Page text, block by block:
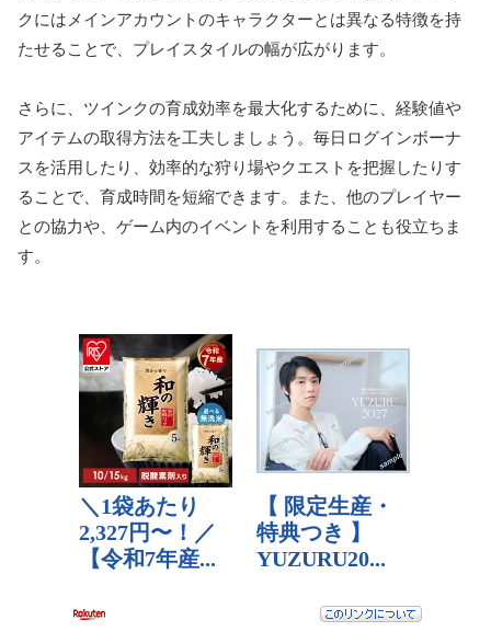
クにはメインアカウントのキャラクターとは異なる特徴を持
たせることで、プレイスタイルの幅が広がります。
さらに、ツインクの育成効率を最大化するために、経験値や
アイテムの取得方法を工夫しましょう。毎日ログインボーナ
スを活用したり、効率的な狩り場やクエストを把握したりす
ることで、育成時間を短縮できます。また、他のプレイヤー
との協力や、ゲーム内のイベントを利用することも役立ちま
す。